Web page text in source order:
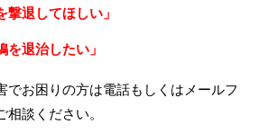
撃退してほしい」
を退治したい」
でお困りの方は電話もしくはメールフ
相談ください。